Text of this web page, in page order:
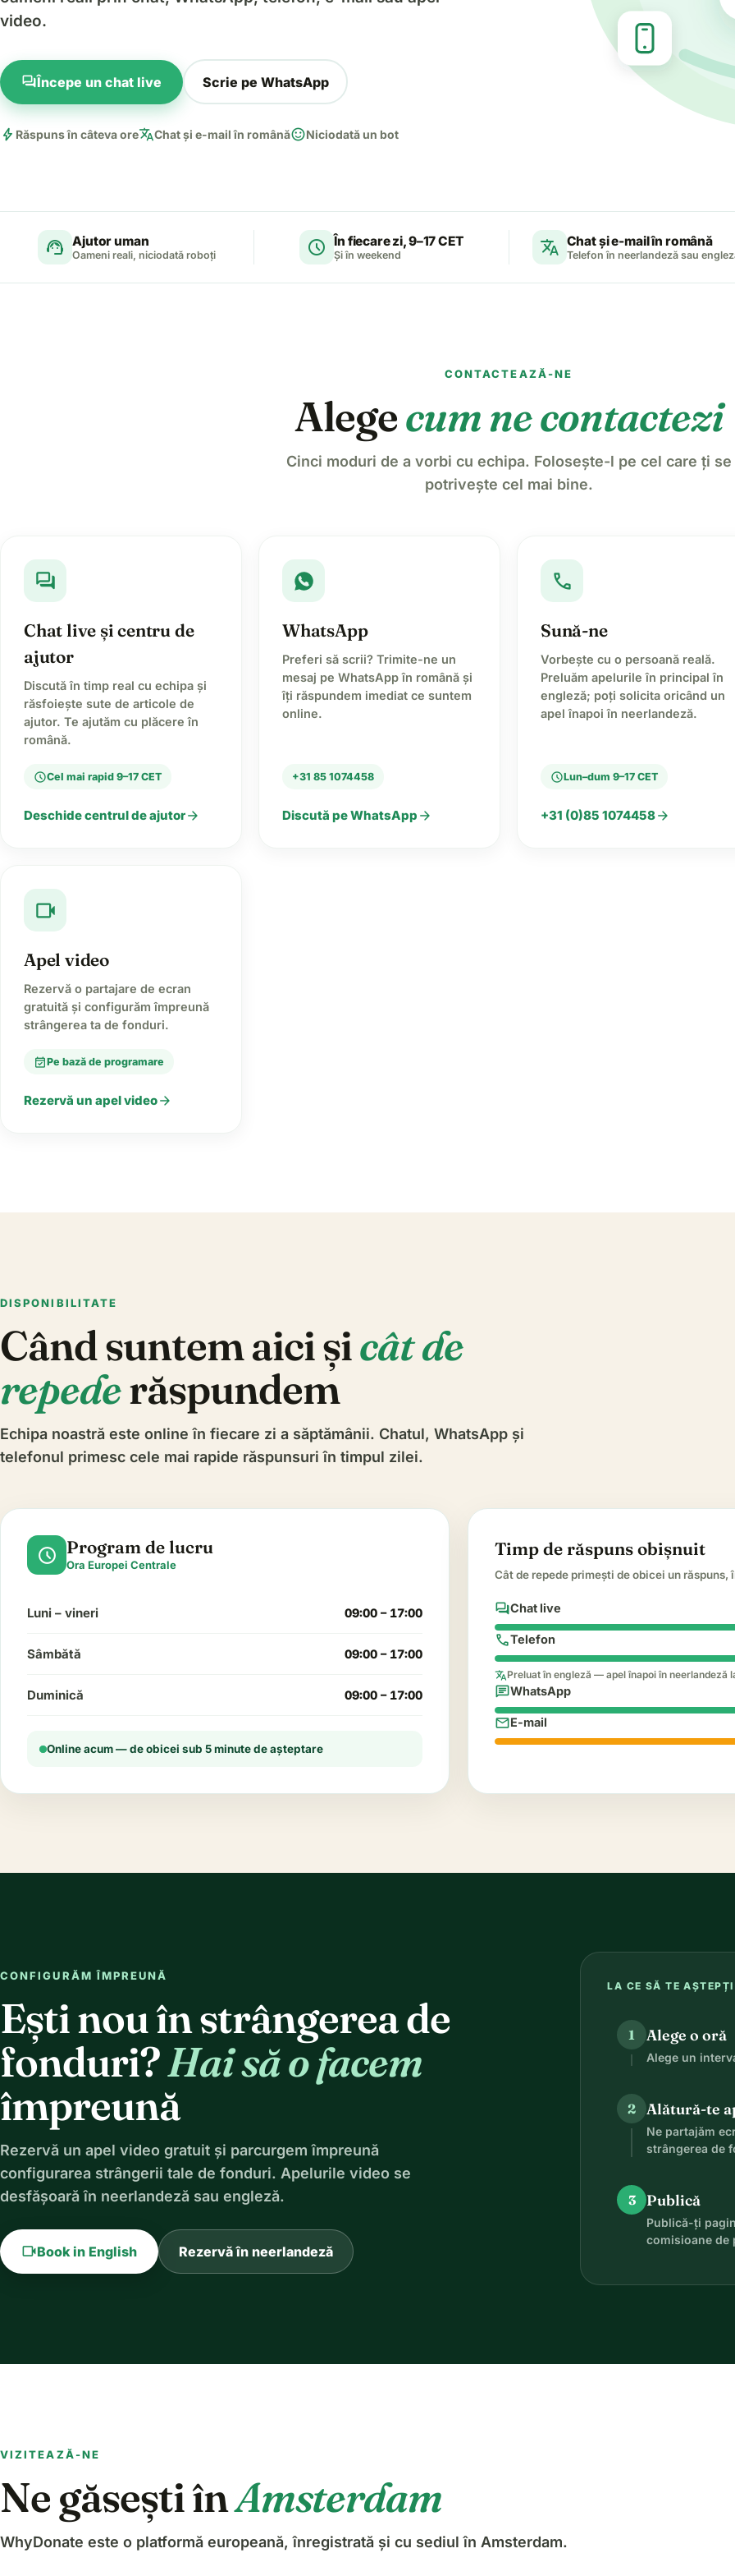
video.
forumÎncepe un chat live Scrie pe WhatsApp
bolt Răspuns în câteva oretranslateChat și e-mail în românăsentiment_satisfiedNiciodată un bot
support_agent Ajutor uman
Oameni reali, niciodată roboți schedule În fiecare zi, 9–17 CET
Și în weekend translate Chat și e-mail în română
Telefon în neerlandeză sau
CONTACTEAZĂ-NE
Alegecum ne contactezi
Cinci moduri de a vorbi cu echipa. Folosește-l pe cel care ți se
potrivește cel mai bine.
forum
Chat live și centru de
ajutor
Discută în timp real cu echipa și
răsfoiește sute de articole de
ajutor. Te ajutăm cu plăcere în
română.
scheduleCel mai rapid 9–17 CET
Deschide centrul de ajutorarrow_forward
WhatsApp
Preferi să scrii? Trimite-ne un
mesaj pe WhatsApp în română și
îți răspundem imediat ce suntem
online.
+31 85 1074458
Discută pe WhatsApp arrow_forward
call
Sună-ne
Vorbește cu o persoană reală.
Preluăm apelurile în principal în
engleză; poți solicita oricând un
apel înapoi în neerlandeză.
scheduleLun–dum 9–17 CET
+31 (0)85 1074458arrow_forward
videocam
Apel video
Rezervă o partajare de ecran
gratuită și configurăm împreună
strângerea ta de fonduri.
event_availablePe bază de programare
Rezervă un apel videoarrow_forward
DISPONIBILITATE
Când suntem aici șicât de
repederăspundem
Echipa noastră este online în fiecare zi a săptămânii. Chatul, WhatsApp și
telefonul primesc cele mai rapide răspunsuri în timpul zilei.
schedule Program de lucru
Ora Europei Centrale
Luni – vineri 09:00 – 17:00
Sâmbătă 09:00 – 17:00
Duminică 09:00 – 17:00
Online acum — de obicei sub 5 minute de așteptare
Timp de răspuns obișnuit
Cât de repede primești de obicei un răspuns,
forumChat live
callTelefon
translatePreluat în engleză — apel înapoi în neerlandeză
chatWhatsApp
mailE-mail
CONFIGURĂM ÎMPREUNĂ
Ești nou în strângerea de
fonduri?Hai să o facem
împreună
Rezervă un apel video gratuit și parcurgem împreună
configurarea strângerii tale de fonduri. Apelurile video se
desfășoară în neerlandeză sau engleză.
videocamBook in English Rezervă în neerlandeză
LA CE SĂ TE AȘTEPȚI
1 Alege o oră
Alege un
2 Alătură-te
Ne partajăm
strângerea de
3 Publică
Publică-ți
comisioane de
VIZITEAZĂ-NE
Ne găsești înAmsterdam
WhyDonate este o platformă europeană, înregistrată și cu sediul în Amsterdam.